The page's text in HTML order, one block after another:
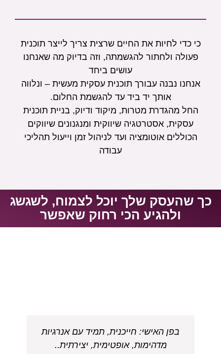
כי כדי לחיות את החיים שרצית צריך לייצר תוכנית
פעולה ולחתור להגשמתה, וזה בדיוק מה שאנחנו
עושים ביחד
אנחנו נבנה עבורך תוכנית עסקית מעשית – ונלווה
אותך יד ביד עד להגשמת החלום.
החל מהגדרת מטרות, מיקוד ודיוק, בניית תוכנית
עסקית, אסטרטגיה שיווקית ומנגנונים שיווקים
הכוללים אוטומציה ועד לניהול זמן וייעול תהליכי
עבודה
כך שהעסק שלך יוכל לצמוח, לשגשג
ולהגיע הכי רחוק שאפשר
בפן האישי: חייכנית, תמיד עם אנרגיות
מדהימות, אופטימית, יצירתית..